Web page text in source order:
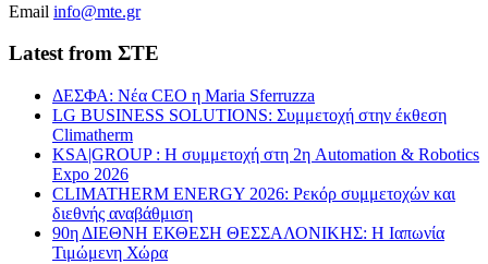
Email info@mte.gr
Latest from ΣΤΕ
ΔΕΣΦΑ: Νέα CEO η Maria Sferruzza
LG BUSINESS SOLUTIONS: Συμμετοχή στην έκθεση
Climatherm
KSA|GROUP : Η συμμετοχή στη 2η Automation & Robotics
Expo 2026
CLIMATHERM ENERGY 2026: Ρεκόρ συμμετοχών και
διεθνής αναβάθμιση
90η ΔΙΕΘΝΗ ΕΚΘΕΣΗ ΘΕΣΣΑΛΟΝΙΚΗΣ: Η Ιαπωνία
Τιμώμενη Χώρα